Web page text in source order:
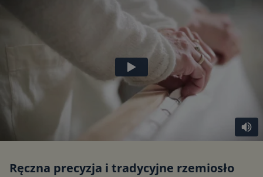
Ręczna precyzja i tradycyjne rzemiosło